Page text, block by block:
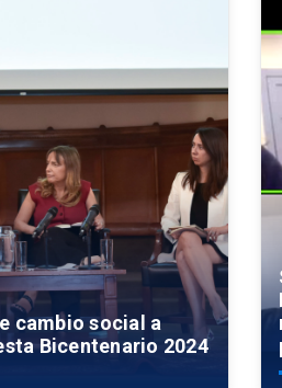
cambio social a
Bicentenario 2024
cambio social a
Bicentenario 2024
arrow_forward